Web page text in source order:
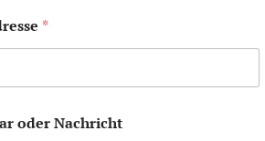
*
oder Nachricht